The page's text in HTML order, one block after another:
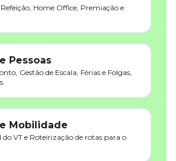
Home Office, Premiação e
Pessoas
Gestão de Escala, Férias e Folgas,
Mobilidade
VT e Roteirização de rotas para o